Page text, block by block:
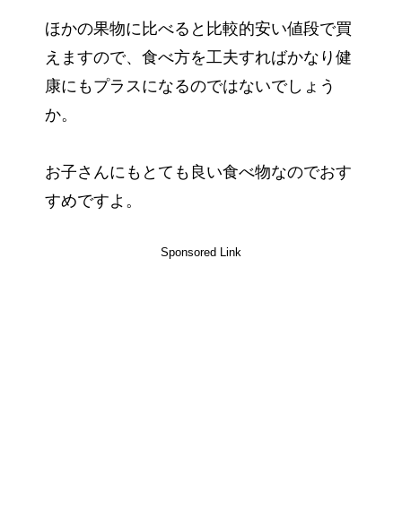
ほかの果物に比べると比較的安い値段で買
えますので、食べ方を工夫すればかなり健
康にもプラスになるのではないでしょう
か。
お子さんにもとても良い食べ物なのでおす
すめですよ。
Sponsored Link